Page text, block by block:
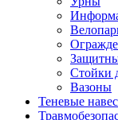
Стойки
Вазоны
Теневые